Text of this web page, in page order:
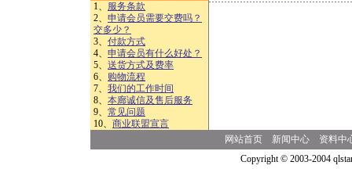
1、 服务条款
2、 申请会员需要交费吗？
交多少？
3、 付款方式
4、 申请会员有什么好处？
5、 送货方式及费率
6、 购物流程
7、 我们的工作时间
8、 本廊诚信及售后服务
9、 常见问题
10、 商业联盟宣言
网站首页 新闻中心
资料中
Copyright © 2003-2004